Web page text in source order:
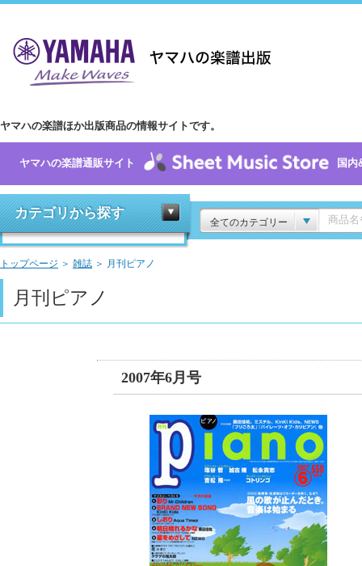
ヤマハの楽譜ほか出版商品の情報サイトです。
ヤマハの楽譜通販サイト 国内
カテゴリから探す
全てのカテゴリー
トップページ ＞ 雑誌 ＞ 月刊ピアノ
月刊ピアノ
2007年6月号